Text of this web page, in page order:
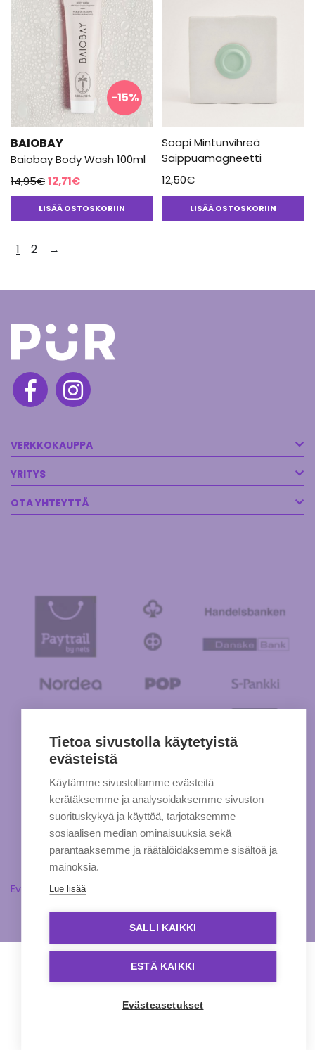
-15%
BAIOBAY
Baiobay Body Wash 100ml
14,95€Alkuperäinen
hinta
oli:
12,71€Nykyinen
hinta
on:
LISÄÄ OSTOSKORIIN
Soapi Mintunvihreä
Saippuamagneetti
12,50€
LISÄÄ OSTOSKORIIN
1 2 →
VERKKOKAUPPA
YRITYS
OTA YHTEYTTÄ
Evästeasetukset
Tietoa sivustolla käytetyistä
evästeistä
Käytämme sivustollamme evästeitä
kerätäksemme ja analysoidaksemme sivuston
suorituskykyä ja käyttöä, tarjotaksemme
sosiaalisen median ominaisuuksia sekä
parantaaksemme ja räätälöidäksemme sisältöä ja
mainoksia.
Lue lisää
SALLI KAIKKI
ESTÄ KAIKKI
Evästeasetukset